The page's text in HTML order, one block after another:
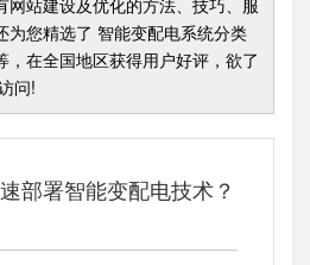
网站建设及优化的方法、技巧、服
为您精选了 智能变配电系统分类
，在全国地区获得用户好评，欲了
问!
部署智能变配电技术？